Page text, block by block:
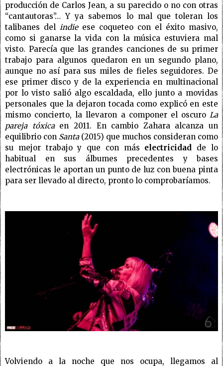
producción de Carlos Jean, a su parecido o no con otras
“cantautoras”… Y ya sabemos lo mal que toleran los
talibanes del indieese coqueteo con el éxito masivo,
como si ganarse la vida con la música estuviera mal
visto. Parecía que las grandes canciones de su primer
trabajo para algunos quedaron en un segundo plano,
aunque no así para sus miles de fieles seguidores. De
ese primer disco y de la experiencia en multinacional
por lo visto salió algo escaldada, ello junto a movidas
personales que la dejaron tocada como explicó en este
mismo concierto, la llevaron a componer el oscuro La
pareja tóxicaen 2011. En cambio Zahara alcanza un
equilibrio con Santa(2015) que muchos consideran como
su mejor trabajo y que con más electricidad de lo
habitual en sus álbumes precedentes y bases
electrónicas le aportan un punto de luz con buena pinta
para ser llevado al directo, pronto lo comprobaríamos.
Volviendo a la noche que nos ocupa, llegamos al